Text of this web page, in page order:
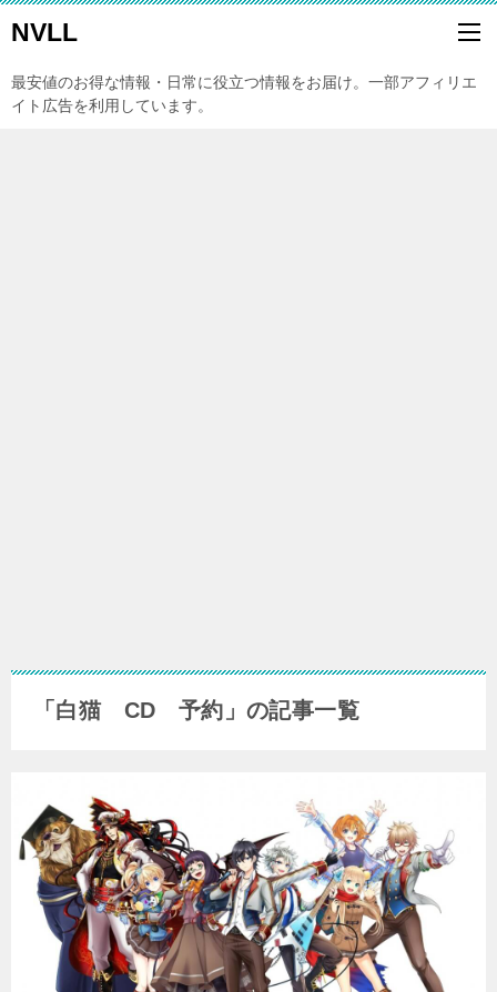
NVLL
最安値のお得な情報・日常に役立つ情報をお届け。一部アフィリエ
イト広告を利用しています。
「白猫 CD 予約」の記事一覧